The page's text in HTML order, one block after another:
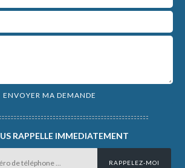
RAPPELLE IMMEDIATEMENT